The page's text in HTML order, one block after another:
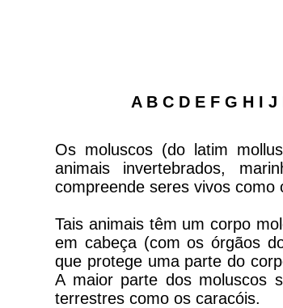
A B C D E F G H I J
Os moluscos (do latim
animais invertebrados,
compreende seres vivos
Tais animais têm um corpo
em cabeça (com os órgãos
que protege uma parte do
A maior parte dos moluscos
terrestres como os caracóis.